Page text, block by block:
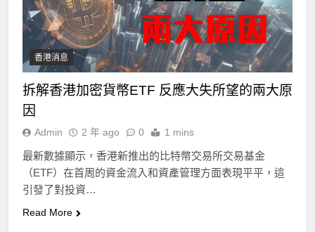
香港消息
拆解香港加密貨幣ETF 反應大失所望的兩大原
因
Admin 2 年 ago 0 1 mins
最新數據顯示，香港新推出的比特幣交易所交易基金
（ETF）在首周的資金流入和資產管理方面表現平平，這
引發了對投資…
Read More